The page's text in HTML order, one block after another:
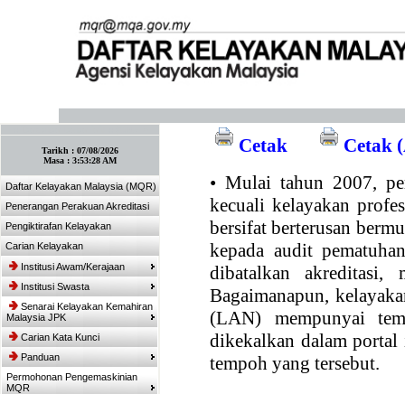
Tarikh : 07/08/2026
Masa : 3:53:28 AM
Daftar Kelayakan Malaysia (MQR)
Penerangan Perakuan Akreditasi
Pengiktirafan Kelayakan
Carian Kelayakan
Institusi Awam/Kerajaan
Institusi Swasta
Senarai Kelayakan Kemahiran
Malaysia JPK
Carian Kata Kunci
Panduan
Permohonan Pengemaskinian
MQR
Cetak
Cetak
• Mulai tahun 2007,
kecuali kelayakan
bersifat berterusan
kepada audit
dibatalkan akreditasi,
Bagaimanapun,
(LAN) mempunyai
dikekalkan dalam portal
tempoh yang tersebut.